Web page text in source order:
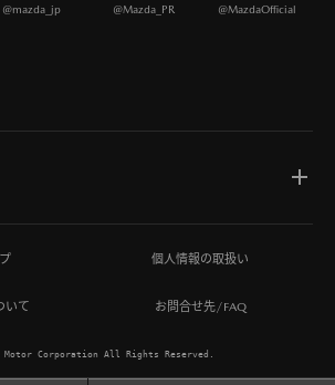
@mazda_jp @Mazda_PR @MazdaOfficial
個人情報の取扱い
いて お問合せ先/FAQ
Motor Corporation All Rights Reserved.